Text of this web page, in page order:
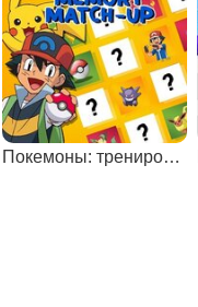
Покемоны: тренировка памяти